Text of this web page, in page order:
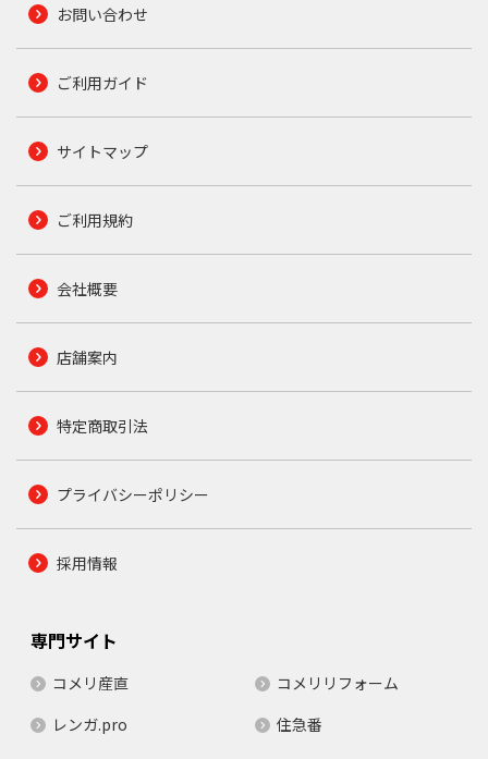
お問い合わせ
ご利用ガイド
サイトマップ
ご利用規約
会社概要
店舗案内
特定商取引法
プライバシーポリシー
採用情報
専門サイト
コメリ産直
コメリリフォーム
レンガ.pro
住急番